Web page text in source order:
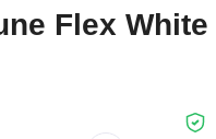
Flex White